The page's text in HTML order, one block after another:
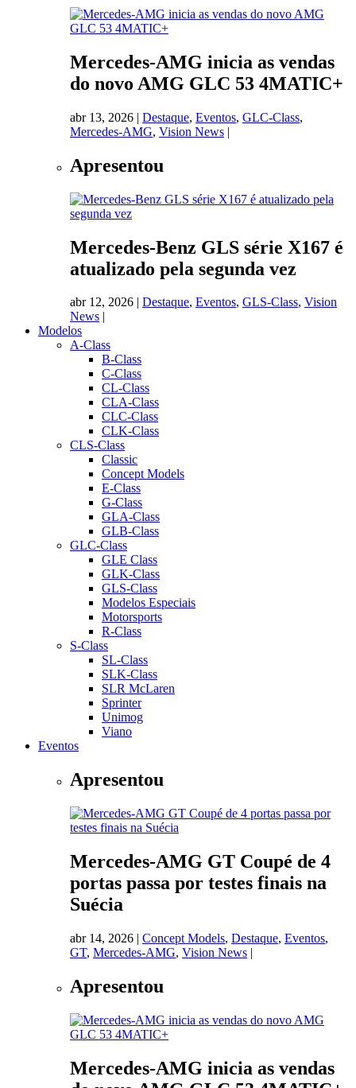
Mercedes-AMG inicia as vendas
do novo AMG GLC 53 4MATIC+
abr 13, 2026 | Destaque, Eventos, GLC-Class,
Mercedes-AMG, Vision News |
Apresentou
Mercedes-Benz GLS série X167 é
atualizado pela segunda vez
abr 12, 2026 | Destaque, Eventos, GLS-Class, Vision
News |
Modelos
A-Class
B-Class
C-Class
CL-Class
CLA-Class
CLC-Class
CLK-Class
CLS-Class
Classic
Concept Models
E-Class
G-Class
GLA-Class
GLB-Class
GLC-Class
GLE Class
GLK-Class
GLS-Class
Modelos Especiais
Motorsports
R-Class
S-Class
SL-Class
SLK-Class
SLR McLaren
Sprinter
Unimog
Viano
Eventos
Apresentou
Mercedes-AMG GT Coupé de 4
portas passa por testes finais na
Suécia
abr 14, 2026 | Concept Models, Destaque, Eventos,
GT, Mercedes-AMG, Vision News |
Apresentou
Mercedes-AMG inicia as vendas